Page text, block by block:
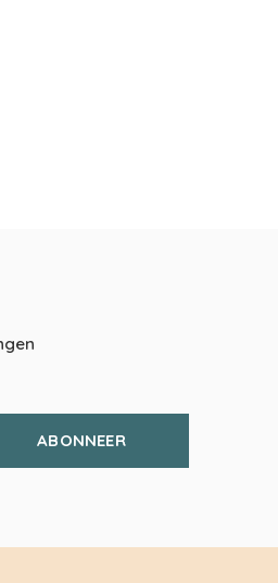
ABONNEER